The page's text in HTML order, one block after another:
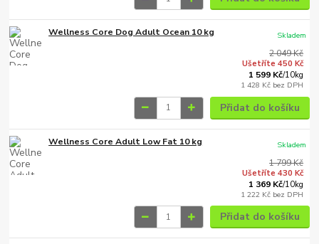
Wellness Core Dog Adult Ocean 10 kg
2 049 Kč
Ušetříte 450 Kč
1 599 Kč/10kg
1 428 Kč bez DPH
Skladem
Přidat do košíku
Wellness Core Adult Low Fat 10 kg
1 799 Kč
Ušetříte 430 Kč
1 369 Kč/10kg
1 222 Kč bez DPH
Skladem
Přidat do košíku